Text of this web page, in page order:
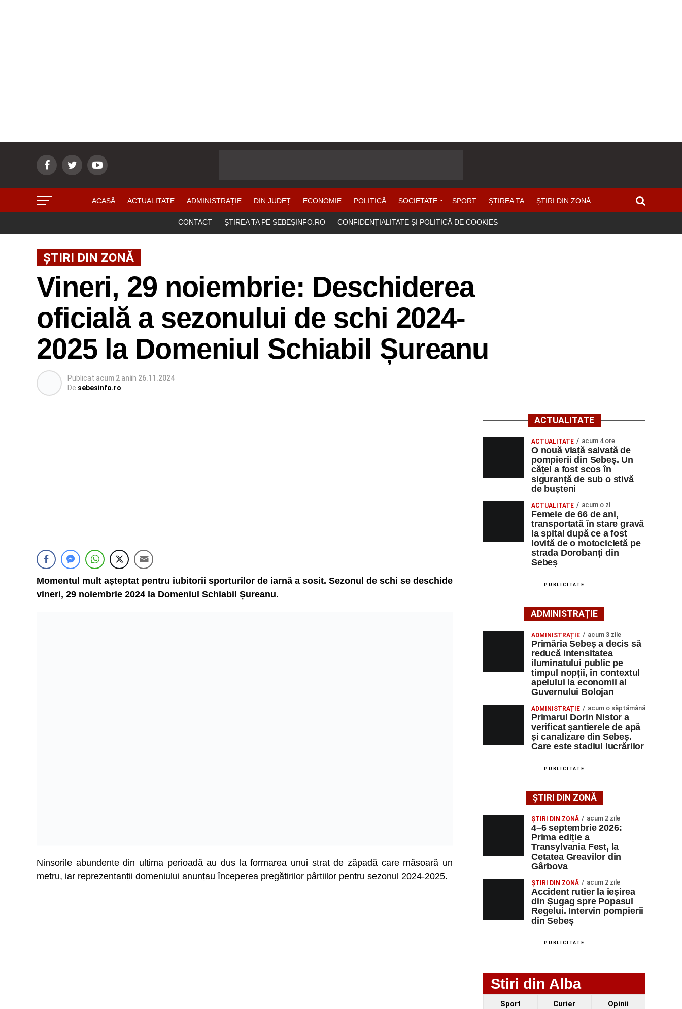
ACASĂ ACTUALITATE ADMINISTRAȚIE DIN JUDEȚ ECONOMIE POLITICĂ SOCIETATE SPORT ŞTIREA TA ȘTIRI DIN ZONĂ
CONTACT ȘTIREA TA PE SEBEȘINFO.RO CONFIDENȚIALITATE ȘI POLITICĂ DE COOKIES
ȘTIRI DIN ZONĂ
Vineri, 29 noiembrie: Deschiderea
oficială a sezonului de schi 2024-
2025 la Domeniul Schiabil Șureanu
Publicat acum 2 aniîn 26.11.2024
De sebesinfo.ro
Momentul mult așteptat pentru iubitorii sporturilor de iarnă a sosit. Sezonul de schi se deschide
vineri, 29 noiembrie 2024 la Domeniul Schiabil Șureanu.
Ninsorile abundente din ultima perioadă au dus la formarea unui strat de zăpadă care măsoară un
metru, iar reprezentanții domeniului anunțau începerea pregătirilor pârtiilor pentru sezonul 2024-2025.
ACTUALITATE
ACTUALITATE acum 4 ore
O nouă viață salvată de
pompierii din Sebeș. Un
cățel a fost scos în
siguranță de sub o stivă
de bușteni
ACTUALITATE acum o zi
Femeie de 66 de ani,
transportată în stare gravă
la spital după ce a fost
lovită de o motocicletă pe
strada Dorobanți din
Sebeș
PUBLICITATE
ADMINISTRAȚIE
ADMINISTRAȚIE acum 3 zile
Primăria Sebeș a decis să
reducă intensitatea
iluminatului public pe
timpul nopții, în contextul
apelului la economii al
Guvernului Bolojan
ADMINISTRAȚIE acum o săptămână
Primarul Dorin Nistor a
verificat șantierele de apă
și canalizare din Sebeș.
Care este stadiul lucrărilor
PUBLICITATE
ȘTIRI DIN ZONĂ
ȘTIRI DIN ZONĂ acum 2 zile
4–6 septembrie 2026:
Prima ediție a
Transylvania Fest, la
Cetatea Greavilor din
Gârbova
ȘTIRI DIN ZONĂ acum 2 zile
Accident rutier la ieșirea
din Șugag spre Popasul
Regelui. Intervin pompierii
din Sebeș
PUBLICITATE
Stiri din Alba
Sport Curier Opinii